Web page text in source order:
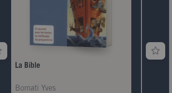
La Bible
Bomati Yves